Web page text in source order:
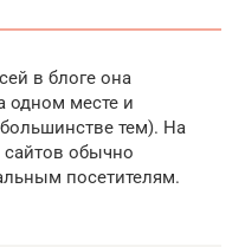
в блоге она
одном месте и
тем). На
сайтов обычно
посетителям.